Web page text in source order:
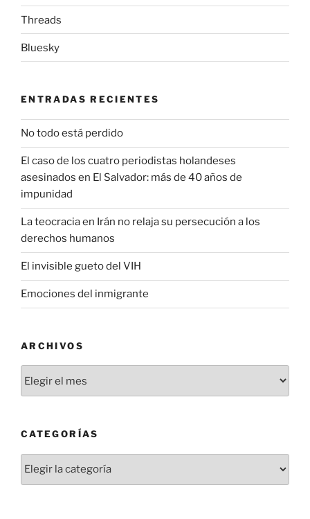
Threads
Bluesky
ENTRADAS RECIENTES
No todo está perdido
El caso de los cuatro periodistas holandeses
asesinados en El Salvador: más de 40 años de
impunidad
La teocracia en Irán no relaja su persecución a los
derechos humanos
El invisible gueto del VIH
Emociones del inmigrante
ARCHIVOS
CATEGORÍAS